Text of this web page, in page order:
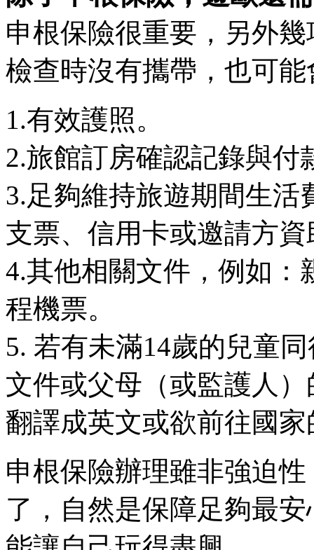
申根保險很重要，另外
檢查時沒有攜帶，也可
1.有效護照。
2.旅館訂房確認記錄與付
3.足夠維持旅遊期間生
支票、信用卡或邀請方
4.其他相關文件，例如：
程機票。
5. 若有未滿14歲的兒童
文件或父母（或監護人
翻譯成英文或欲前往國
申根保險辦理雖非強迫
了，自然是保障足夠最